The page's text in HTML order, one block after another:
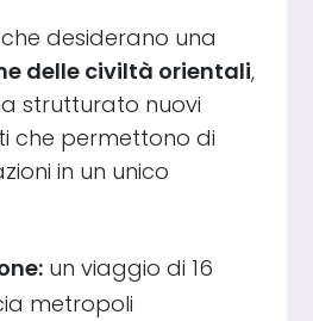
desiderano una
delle civiltà orientali,
strutturato nuovi
che permettono di
in un unico
un viaggio di 16
metropoli